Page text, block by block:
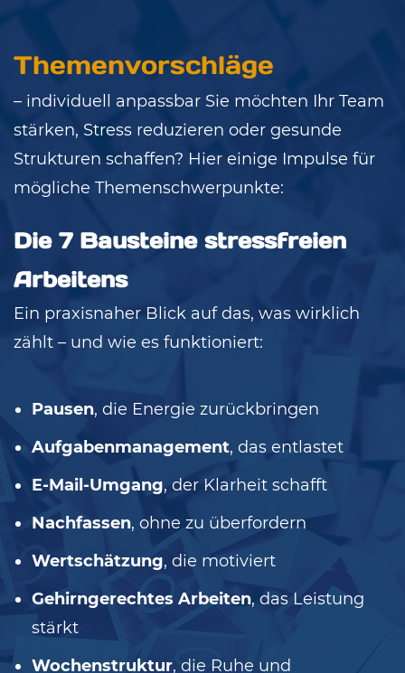
Themenvorschläge
– individuell anpassbar Sie möchten Ihr Team
stärken, Stress reduzieren oder gesunde
Strukturen schaffen? Hier einige Impulse für
mögliche Themenschwerpunkte:
Die 7 Bausteine stressfreien
Arbeitens
Ein praxisnaher Blick auf das, was wirklich
zählt – und wie es funktioniert:
Pausen, die Energie zurückbringen
Aufgabenmanagement, das entlastet
E-Mail-Umgang, der Klarheit schafft
Nachfassen, ohne zu überfordern
Wertschätzung, die motiviert
Gehirngerechtes Arbeiten, das Leistung
stärkt
Wochenstruktur, die Ruhe und